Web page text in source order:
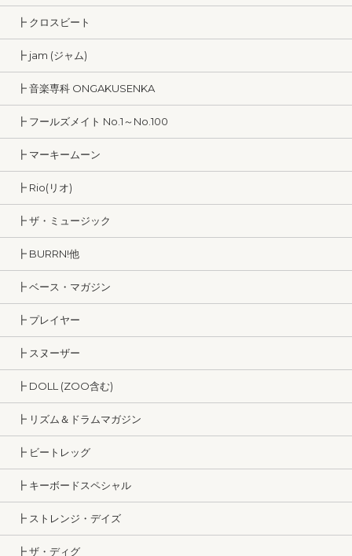
┣ クロスビート
┣ jam (ジャム)
┣ 音楽専科 ONGAKUSENKA
┣ フールズメイト No.1～No.100
┣ マーキームーン
┣ Rio(リオ)
┣ ザ・ミュージック
┣ BURRN!他
┣ ベース・マガジン
┣ プレイヤー
┣ スヌーザー
┣ DOLL (ZOO含む)
┣ リズム＆ドラムマガジン
┣ ビートレッグ
┣ キーボードスペシャル
┣ ストレンジ・デイズ
┣ ザ・ディグ